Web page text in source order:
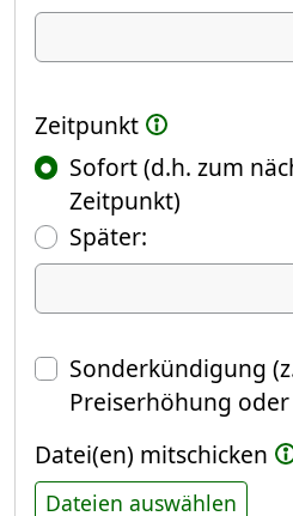
Ich kündige Folgendes
Zeitpunkt
Sofort (d.h. zum
Zeitpunkt)
Später:(Fokus
Datum
Sonderkündigung
Preiserhöhung
Datei(en) mitschicken
Dateien auswählen